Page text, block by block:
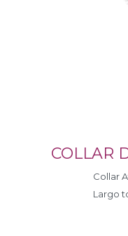
COLLAR
Collar
Largo